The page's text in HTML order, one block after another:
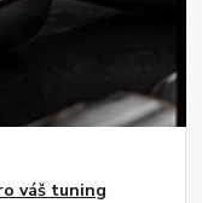
váš tuning